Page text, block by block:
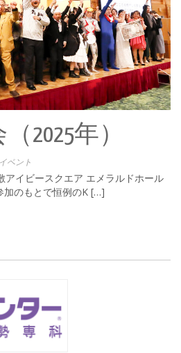
（2025年）
イベント
アイビースクエア エメラルドホール
加のもとで恒例のK […]